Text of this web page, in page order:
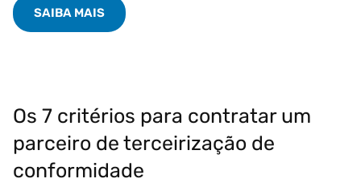
SAIBA MAIS
Os 7 critérios para contratar um
parceiro de terceirização de
conformidade